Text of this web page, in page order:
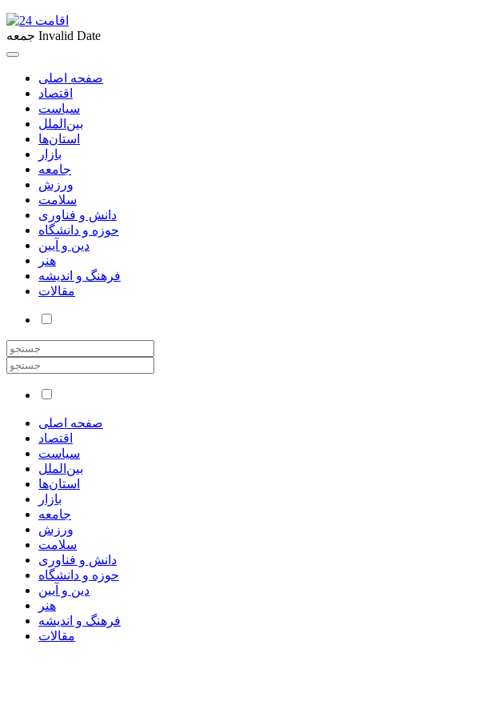
جمعه Invalid Date
صفحه اصلی
اقتصاد
سیاست
بین‌الملل
استان‌ها
بازار
جامعه
ورزش
سلامت
دانش و فناوری
حوزه و دانشگاه
دین و آیین
هنر
فرهنگ و اندیشه
مقالات
صفحه اصلی
اقتصاد
سیاست
بین‌الملل
استان‌ها
بازار
جامعه
ورزش
سلامت
دانش و فناوری
حوزه و دانشگاه
دین و آیین
هنر
فرهنگ و اندیشه
مقالات